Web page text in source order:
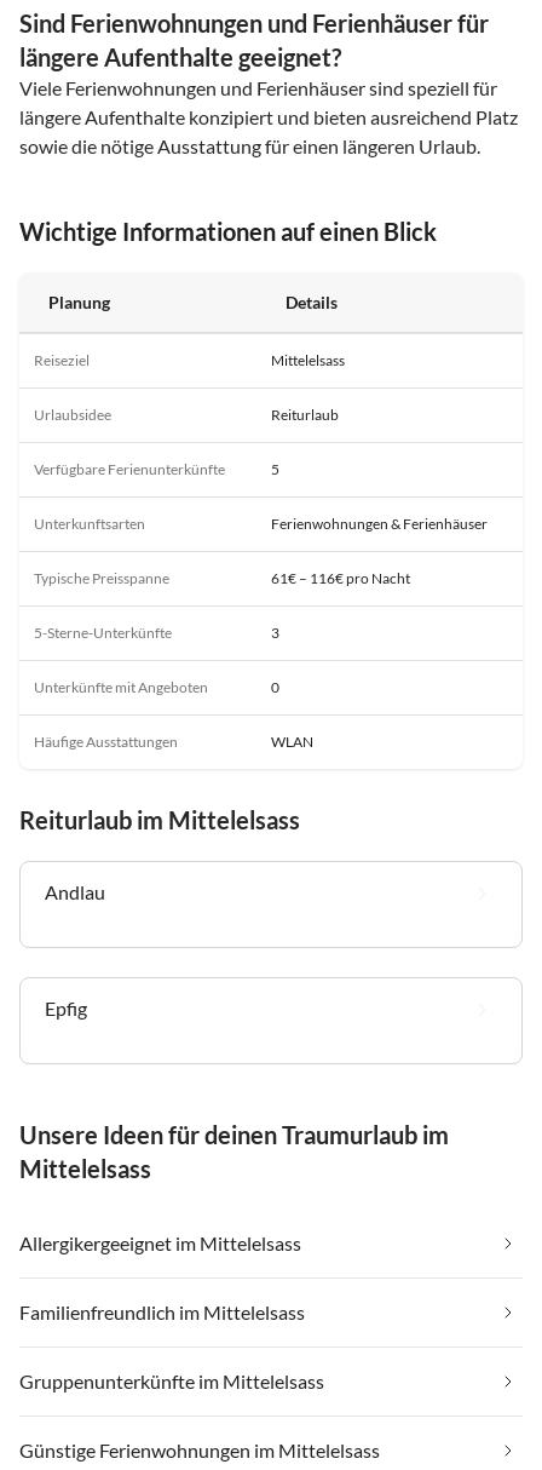
Sind Ferienwohnungen und Ferienhäuser für
längere Aufenthalte geeignet?
Viele Ferienwohnungen und Ferienhäuser sind speziell für
längere Aufenthalte konzipiert und bieten ausreichend Platz
sowie die nötige Ausstattung für einen längeren Urlaub.
Wichtige Informationen auf einen Blick
Planung Details
Reiseziel Mittelelsass
Urlaubsidee Reiturlaub
Verfügbare Ferienunterkünfte 5
Unterkunftsarten Ferienwohnungen & Ferienhäuser
Typische Preisspanne 61€ – 116€ pro Nacht
5-Sterne-Unterkünfte 3
Unterkünfte mit Angeboten 0
Häufige Ausstattungen WLAN
Reiturlaub im Mittelelsass
Andlau
Epfig
Unsere Ideen für deinen Traumurlaub im
Mittelelsass
Allergikergeeignet im Mittelelsass
Familienfreundlich im Mittelelsass
Gruppenunterkünfte im Mittelelsass
Günstige Ferienwohnungen im Mittelelsass